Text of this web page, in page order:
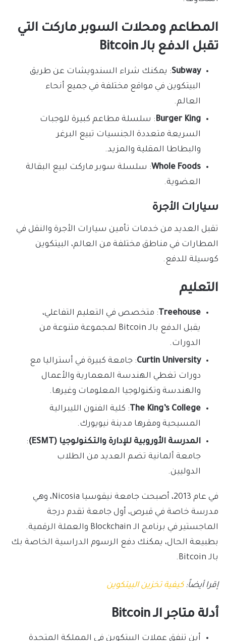
المطاعم ومحلات السوبر ماركت التي
تقبل الدفع بالـ Bitcoin
Subway: يمكنك شراء السندويشات عن طريق
البيتكوين في مواقع مختلفة في جميع أنحاء
العالم.
Burger King: سلسلة مطاعم كبيرة للوجبات
السريعة متعددة الجنسيات تبيع البرغر
والبطاطا المقلية والمزيد.
Whole Foods: سلسلة سوبر ماركت لبيع البقالة
العضوية.
سيارات الأجرة
تقبل العديد من خدمات تأمين سيارات الأجرة والنقل في
المطارات في مناطق مختلفة من العالم، البيتكوين
كوسيلة للدفع.
التعليم
Treehouse : متخصص في التعليم التفاعلي،
يقبل الدفع بالـ Bitcoin لمجموعة متنوعة من
الدورات.
Curtin University: جامعة كبيرة في أستراليا مع
دورات تغطي الهندسة المعمارية والأعمال
والهندسة وتكنولوجيا المعلومات وغيرها.
The King’s College : كلية الفنون الليبرالية
المسيحية ومقرها مدينة نيويورك.
المدرسة الأوروبية للإدارة والتكنولوجيا (ESMT)
:
جامعة ألمانية تضم العديد من الطلاب
الدوليين.
في عام 2013، أصبحت جامعة نيقوسيا Nicosia، وهي
مدرسة خاصة في قبرص، أول جامعة تقدم درجة
الماجستير في برنامج الـ Blockchain والعملة الرقمية.
بطبيعة الحال، يمكنك دفع الرسوم الدراسية الخاصة بك
بالـ Bitcoin.
إقرا أيضاً:كيفية تخزين البيتكوين
أدلة متاجر الـ Bitcoin
أين تنفق عملات البيتكوين في المملكة المتحدة